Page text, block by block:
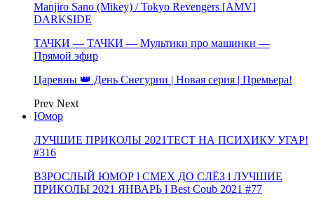
Manjiro Sano (Mikey) / Tokyo Revengers [AMV]
DARKSIDE
ТАЧКИ — ТАЧКИ — Мультики про машинки —
Прямой эфир
Царевны 👑 День Снегурии | Новая серия | Премьера!
Prev Next
Юмор
ЛУЧШИЕ ПРИКОЛЫ 2021ТЕСТ НА ПСИХИКУ УГАР!
#316
ВЗРОСЛЫЙ ЮМОР l СМЕХ ДО СЛЁЗ l ЛУЧШИЕ
ПРИКОЛЫ 2021 ЯНВАРЬ l Best Coub 2021 #77